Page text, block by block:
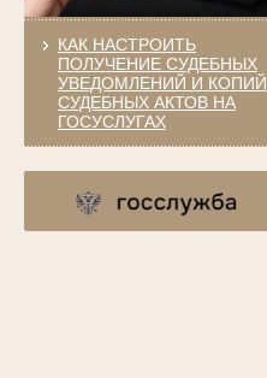
КАК НАСТРОИТЬ
ПОЛУЧЕНИЕ СУДЕБНЫХ
УВЕДОМЛЕНИЙ И КОПИЙ
СУДЕБНЫХ АКТОВ НА
ГОСУСЛУГАХ